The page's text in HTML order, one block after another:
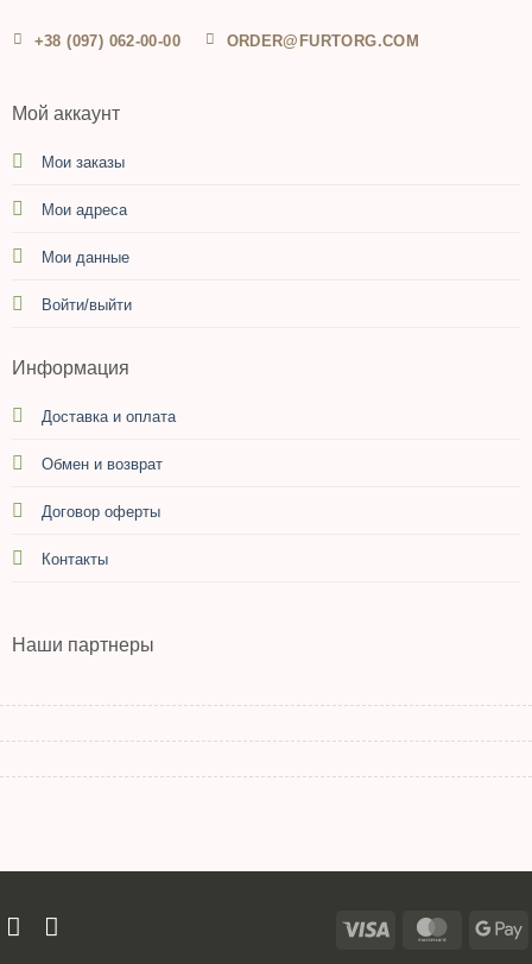
+38 (097) 062-00-00 ORDER@FURTORG.COM
Мой аккаунт
Мои заказы
Мои адреса
Мои данные
Войти/выйти
Информация
Доставка и оплата
Обмен и возврат
Договор оферты
Контакты
Наши партнеры